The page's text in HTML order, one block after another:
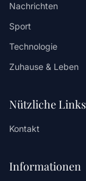
Nachrichten
Sport
Technologie
Zuhause & Leben
Nützliche Links
Kontakt
Informationen